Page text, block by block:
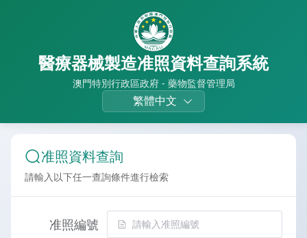
醫療器械製造准照資料查詢系統
澳門特別行政區政府 - 藥物監督管理局
繁體中文
准照資料查詢
請輸入以下任一查詢條件進行檢索
准照編號